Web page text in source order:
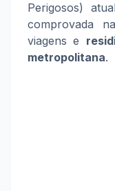
Perigosos)
comprovada
viagens e
metropolitana.